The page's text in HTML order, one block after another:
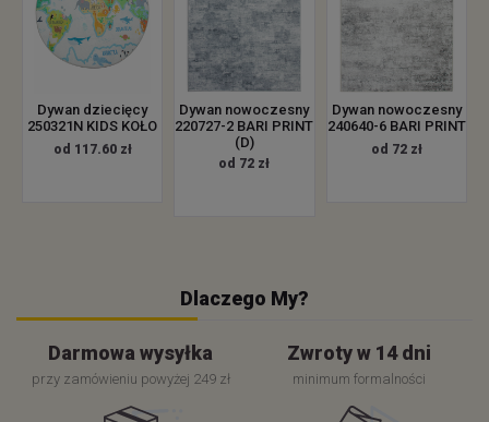
Dywan dziecięcy
250321N KIDS KOŁO
od 117.60 zł
Dywan nowoczesny
220727-2 BARI PRINT
(D)
od 72 zł
Dywan nowoczesny
240640-6 BARI PRINT
od 72 zł
Dlaczego My?
Darmowa wysyłka
przy zamówieniu powyżej 249 zł
Zwroty w 14 dni
minimum formalności